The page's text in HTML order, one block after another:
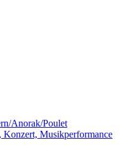
Anorak/Poulet
Musikperformance